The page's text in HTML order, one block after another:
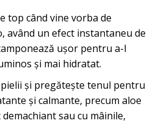
top când vine vorba de
având un efect instantaneu de
ușor pentru a-l
și mai hidratat.
și pregătește tenul pentru
și calmante, precum aloe
sau cu mâinile,